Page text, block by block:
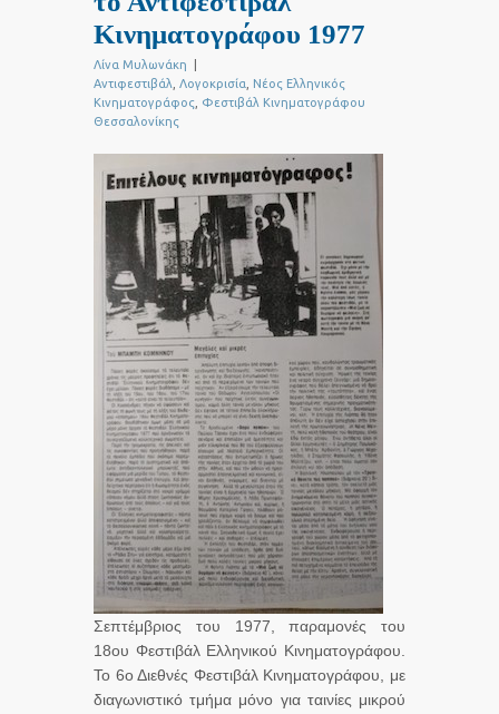
Κινηματογράφου 1977
Λίνα Μυλωνάκη
Αντιφεστιβάλ Λογοκρισία
Νέος Ελληνικός
Κινηματογράφος Φεστιβάλ Κινηματογράφου
Θεσσαλονίκης
Σεπτέμβριος του 1977, παραμονές του
18ου Φεστιβάλ Ελληνικού Κινηματογράφου.
Το 6ο Διεθνές Φεστιβάλ Κινηματογράφου, με
διαγωνιστικό τμήμα μόνο για ταινίες μικρού